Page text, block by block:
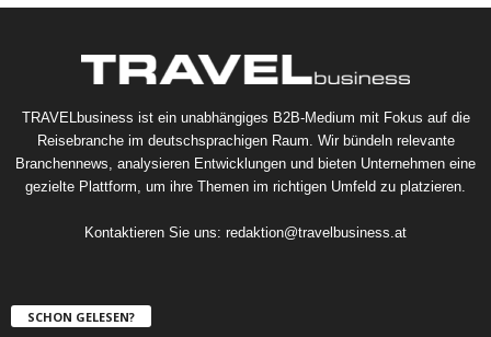
TRAVELbusiness ist ein unabhängiges B2B-Medium mit Fokus auf die
Reisebranche im deutschsprachigen Raum. Wir bündeln relevante
Branchennews, analysieren Entwicklungen und bieten Unternehmen eine
gezielte Plattform, um ihre Themen im richtigen Umfeld zu platzieren.
Kontaktieren Sie uns: redaktion@travelbusiness.at
SCHON GELESEN?